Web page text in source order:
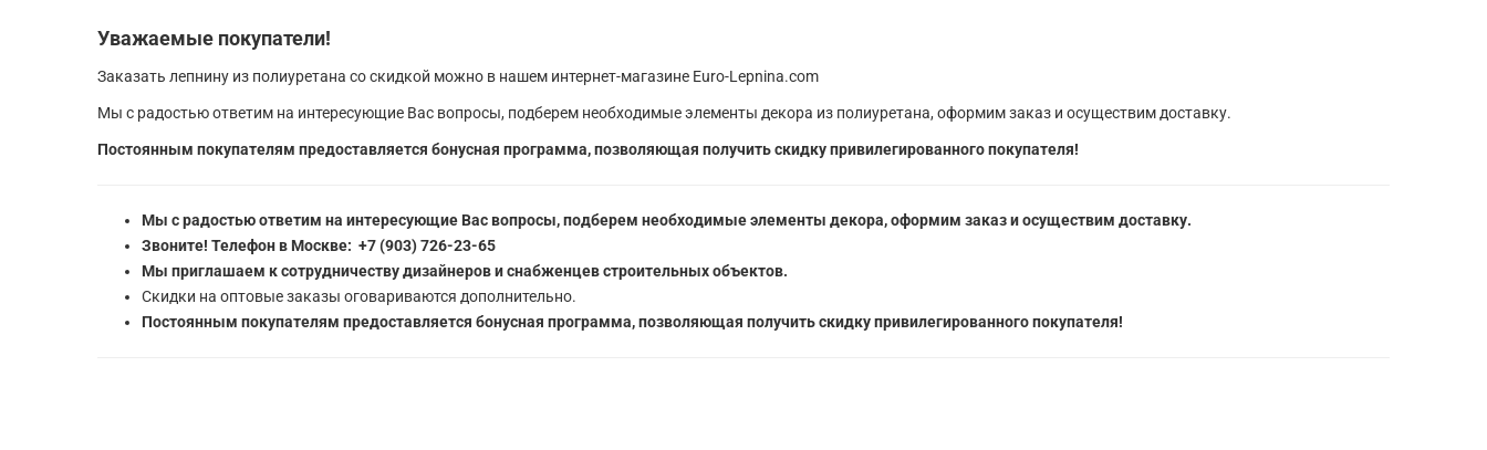
Уважаемые покупатели!
Заказать лепнину из полиуретана со скидкой можно в нашем интернет-магазине Euro-Lepnina.com
Мы с радостью ответим на интересующие Вас вопросы, подберем необходимые элементы декора из полиуретана, оформим заказ и осуществим доставку.
Постоянным покупателям предоставляется бонусная программа, позволяющая получить скидку привилегированного покупателя!
Мы с радостью ответим на интересующие Вас вопросы, подберем необходимые элементы декора, оформим заказ и осуществим доставку.
Звоните! Телефон в Москве: +7 (903) 726-23-65
Мы приглашаем к сотрудничеству дизайнеров и снабженцев строительных объектов.
Скидки на оптовые заказы оговариваются дополнительно.
Постоянным покупателям предоставляется бонусная программа, позволяющая получить скидку привилегированного покупателя!